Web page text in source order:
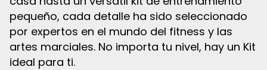
pequeño, cada detalle ha sido seleccionado
por expertos en el mundo del fitness y las
artes marciales. No importa tu nivel, hay un Kit
ideal para ti.